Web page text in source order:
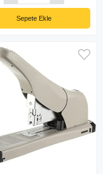
Sepete Ekle